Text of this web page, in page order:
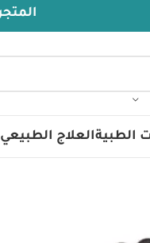
المتجر الطبي
الطبيةالعلاج الطبيعي